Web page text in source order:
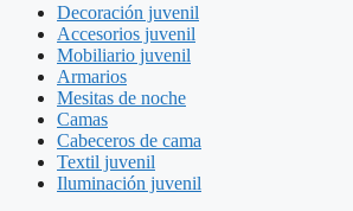
Decoración juvenil
Accesorios juvenil
Mobiliario juvenil
Armarios
Mesitas de noche
Camas
Cabeceros de cama
Textil juvenil
Iluminación juvenil